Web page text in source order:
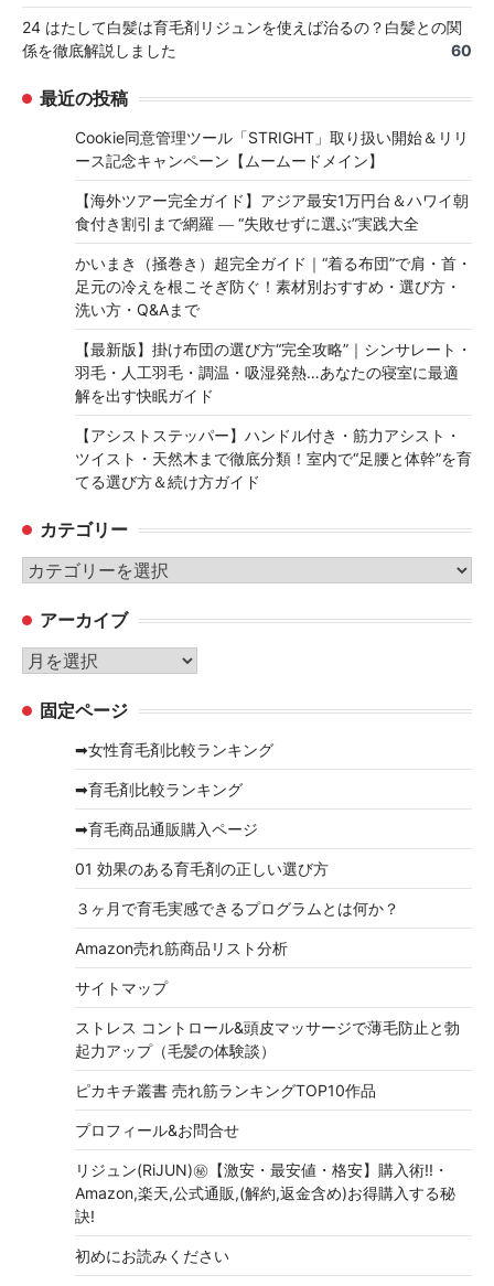
24 はたして白髪は育毛剤リジュンを使えば治るの？白髪との関
係を徹底解説しました
60
最近の投稿
Cookie同意管理ツール「STRIGHT」取り扱い開始＆リリ
ース記念キャンペーン【ムームードメイン】
【海外ツアー完全ガイド】アジア最安1万円台＆ハワイ朝
食付き割引まで網羅 ― “失敗せずに選ぶ”実践大全
かいまき（掻巻き）超完全ガイド｜“着る布団”で肩・首・
足元の冷えを根こそぎ防ぐ！素材別おすすめ・選び方・
洗い方・Q&Aまで
【最新版】掛け布団の選び方“完全攻略”｜シンサレート・
羽毛・人工羽毛・調温・吸湿発熱…あなたの寝室に最適
解を出す快眠ガイド
【アシストステッパー】ハンドル付き・筋力アシスト・
ツイスト・天然木まで徹底分類！室内で“足腰と体幹”を育
てる選び方＆続け方ガイド
カテゴリー
カ
ゴ
リ
ー
アーカイブ
ア
カ 固定ページ
➡女性育毛剤比較ランキング
➡育毛剤比較ランキング
➡育毛商品通販購入ページ
01 効果のある育毛剤の正しい選び方
３ヶ月で育毛実感できるプログラムとは何か？
Amazon売れ筋商品リスト分析
サイトマップ
ストレス コントロール&頭皮マッサージで薄毛防止と勃
起力アップ（毛髪の体験談）
ピカキチ叢書 売れ筋ランキングTOP10作品
プロフィール&お問合せ
リジュン(RiJUN)㊙【激安・最安値・格安】購入術!!・
Amazon,楽天,公式通販,(解約,返金含め)お得購入する秘
訣!
初めにお読みください